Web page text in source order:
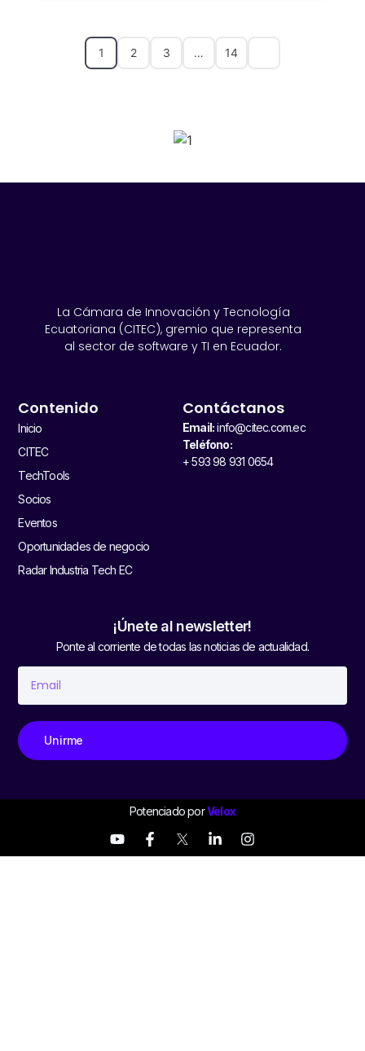
1 2 3 … 14
La Cámara de Innovación y Tecnología
Ecuatoriana (CITEC), gremio que representa
al sector de software y TI en Ecuador.
Contenido
Inicio
CITEC
TechTools
Socios
Eventos
Oportunidades de negocio
Radar Industria Tech EC
Contáctanos
Email:info@citec.com.ec
Teléfono:
+ 593 98 931 0654
¡Únete al newsletter!
Ponte al corriente de todas las noticias de actualidad.
Unirme
Potenciado porVelox